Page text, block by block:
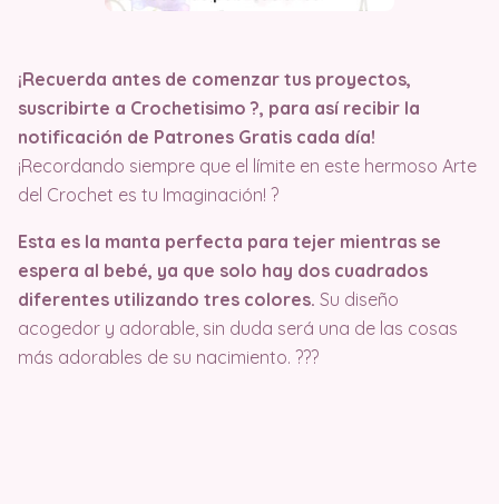
¡Recuerda antes de comenzar tus proyectos,
suscribirte a Crochetisimo ?, para así recibir la
notificación de Patrones Gratis cada día!
¡Recordando siempre que el límite en este hermoso Arte
del Crochet es tu Imaginación! ?
Esta es la manta perfecta para tejer mientras se
espera al bebé, ya que solo hay dos cuadrados
diferentes utilizando tres colores. Su diseño
acogedor y adorable, sin duda será una de las cosas
más adorables de su nacimiento. ???